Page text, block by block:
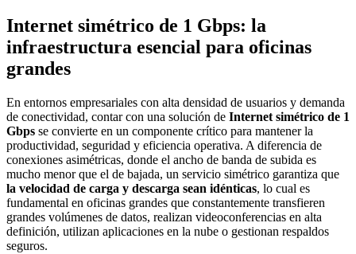
Internet simétrico de 1 Gbps: la
infraestructura esencial para oficinas
grandes
En entornos empresariales con alta densidad de usuarios y demanda
de conectividad, contar con una solución de Internet simétrico de 1
Gbps se convierte en un componente crítico para mantener la
productividad, seguridad y eficiencia operativa. A diferencia de
conexiones asimétricas, donde el ancho de banda de subida es
mucho menor que el de bajada, un servicio simétrico garantiza que
la velocidad de carga y descarga sean idénticas, lo cual es
fundamental en oficinas grandes que constantemente transfieren
grandes volúmenes de datos, realizan videoconferencias en alta
definición, utilizan aplicaciones en la nube o gestionan respaldos
seguros.